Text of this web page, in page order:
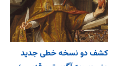
کشف دو نسخه خطی جدید